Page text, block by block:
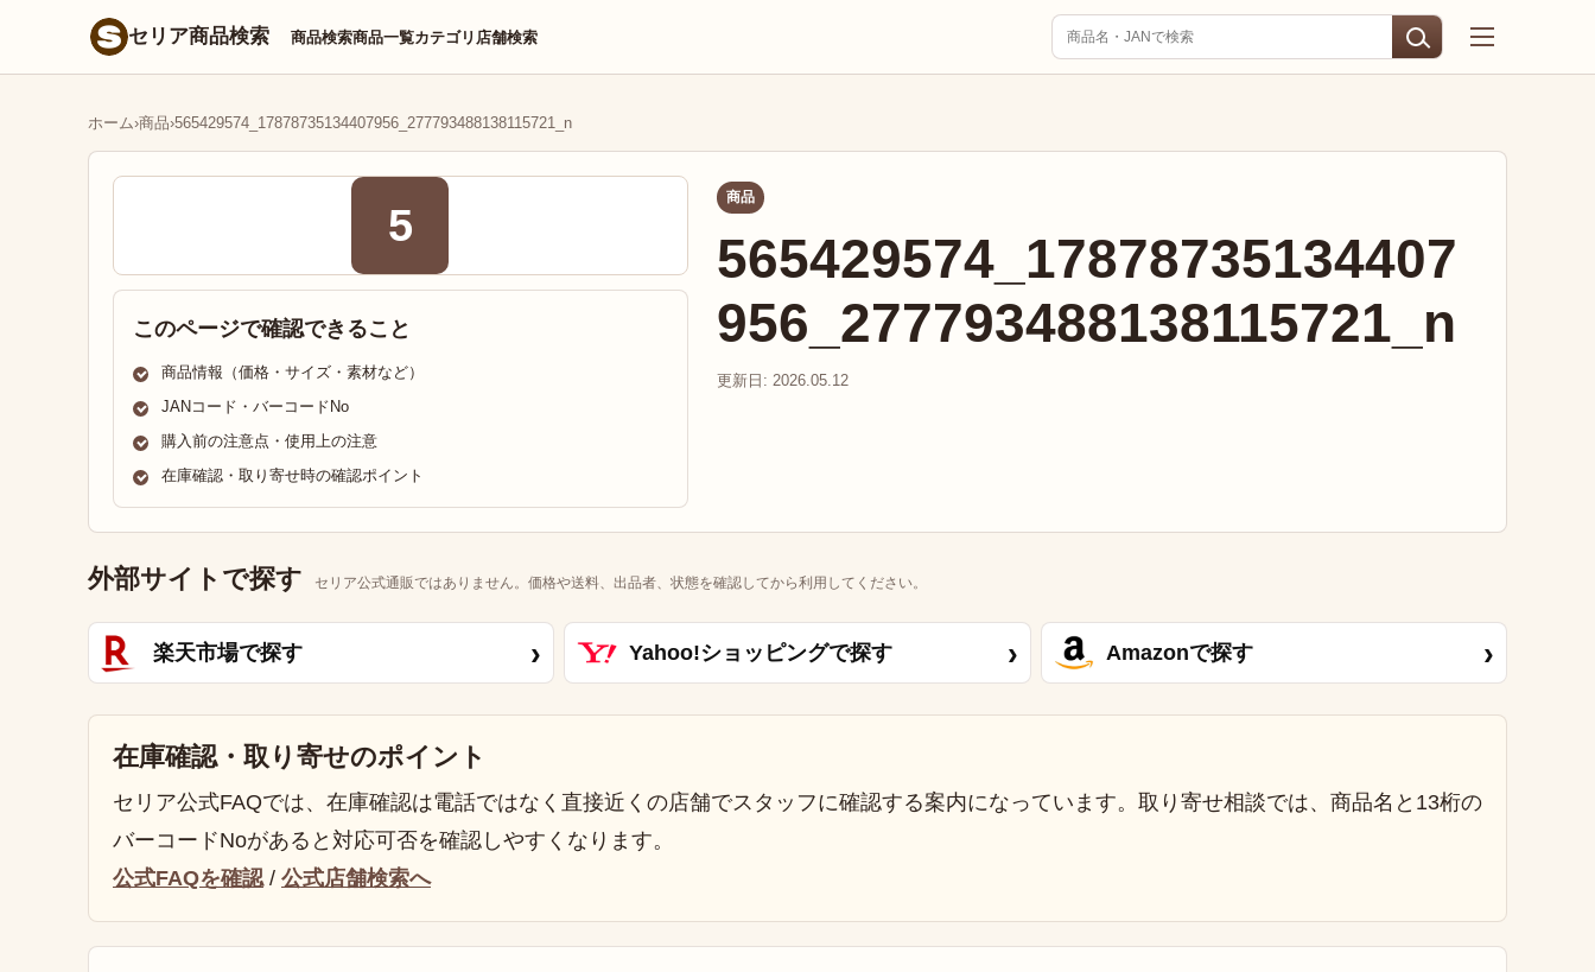
セリア商品検索 商品検索商品一覧カテゴリ 店舗検索
ホーム›商品›565429574_17878735134407956_277793488138115721_n
5
このページで確認できること
商品情報（価格・サイズ・素材など）
JANコード・バーコードNo
購入前の注意点・使用上の注意
在庫確認・取り寄せ時の確認ポイント
商品
565429574_17878735134407
956_277793488138115721_n
更新日: 2026.05.12
外部サイトで探す セリア公式通販ではありません。価格や送料、出品者、状態を確認してから利用してください。
楽天市場で探す › Yahoo!ショッピングで探す › Amazonで探す ›
在庫確認・取り寄せのポイント
セリア公式FAQでは、在庫確認は電話ではなく直接近くの店舗でスタッフに確認する案内になっています。取り寄せ相談では、商品名と13桁の
バーコードNoがあると対応可否を確認しやすくなります。
公式FAQを確認/ 公式店舗検索へ